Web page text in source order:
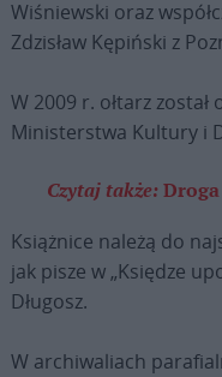
Wiśniewski oraz
Zdzisław Kępiński z
W 2009 r. ołtarz
Ministerstwa Kultury i
Czytaj także:
Książnice należą do
jak pisze w „Księdze
Długosz.
W archiwaliach